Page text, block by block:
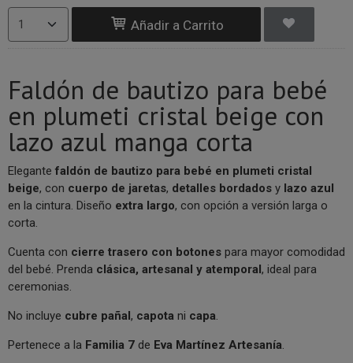
Añadir a Carrito
Faldón de bautizo para bebé
en plumeti cristal beige con
lazo azul manga corta
Elegante faldón de bautizo para bebé en plumeti cristal
beige, con cuerpo de jaretas, detalles bordados y lazo azul
en la cintura. Diseño extra largo, con opción a versión larga o
corta.
Cuenta con cierre trasero con botones para mayor comodidad
del bebé. Prenda clásica, artesanal y atemporal, ideal para
ceremonias.
No incluye cubre pañal, capota ni capa.
Pertenece a la Familia 7 de Eva Martínez Artesanía.